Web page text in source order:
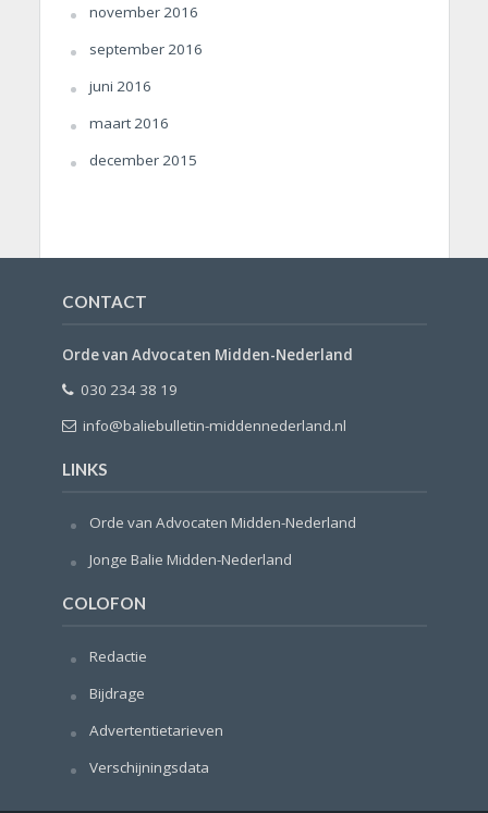
november 2016
september 2016
juni 2016
maart 2016
december 2015
CONTACT
Orde van Advocaten Midden-Nederland
030 234 38 19
info@baliebulletin-middennederland.nl
LINKS
Orde van Advocaten Midden-Nederland
Jonge Balie Midden-Nederland
COLOFON
Redactie
Bijdrage
Advertentietarieven
Verschijningsdata